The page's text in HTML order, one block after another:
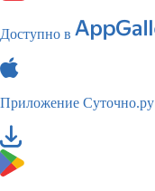
Доступно в
Приложение Суточно.ру